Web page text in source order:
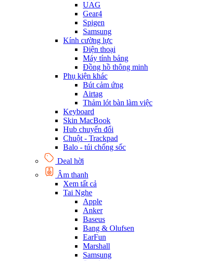
UAG
Gear4
Spigen
Samsung
Kính cường lực
Điện thoại
Máy tính bảng
Đồng hồ thông minh
Phụ kiện khác
Bút cảm ứng
Airtag
Thảm lót bàn làm việc
Keyboard
Skin MacBook
Hub chuyển đổi
Chuột - Trackpad
Balo - túi chống sốc
Deal hời
Âm thanh
Xem tất cả
Tai Nghe
Apple
Anker
Baseus
Bang & Olufsen
EarFun
Marshall
Samsung